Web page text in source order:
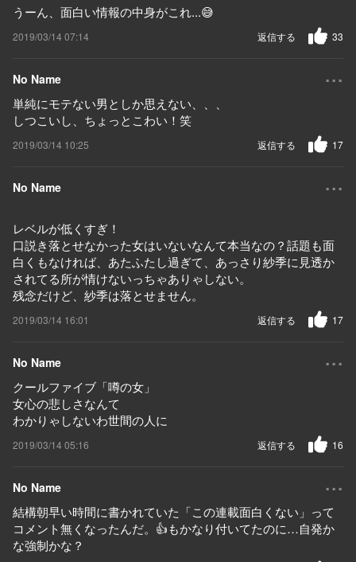
うーん、面白い情報の中身がこれ...😅
2019/03/14 07:14 33
返信する
No Name ...
単純にモテない男としか思えない、、、
しつこいし、ちょっとこわい！笑
2019/03/14 10:25 17
返信する
No Name ...
レベルが低くすぎ！
口説き落とせなかった女はいないなんて本当なの？話題も面
白くもなければ、あたふたし過ぎて、あっさり紗季に見透か
されてる所が情けないっちゃありゃしない。
残念だけど、紗季は落とせません。
2019/03/14 16:01 17
返信する
No Name ...
クールファイブ「噂の女」
女心の悲しさなんて
わかりゃしないわ世間の人に
2019/03/14 05:16 16
返信する
No Name ...
結構朝早い時間に書かれていた「この連載面白くない」って
コメント無くなったんだ。👍もかなり付いてたのに…自発か
な強制かな？